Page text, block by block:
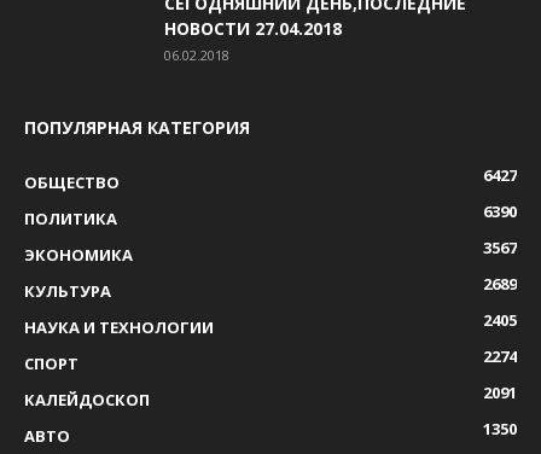
НОВОСТИ 27.04.2018
06.02.2018
ПОПУЛЯРНАЯ КАТЕГОРИЯ
ОБЩЕСТВО
6427
ПОЛИТИКА
6390
ЭКОНОМИКА
3567
КУЛЬТУРА
2689
НАУКА И ТЕХНОЛОГИИ
2405
СПОРТ
2274
КАЛЕЙДОСКОП
2091
АВТО
1350